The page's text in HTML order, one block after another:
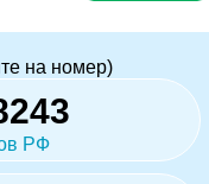
на номер)
РФ